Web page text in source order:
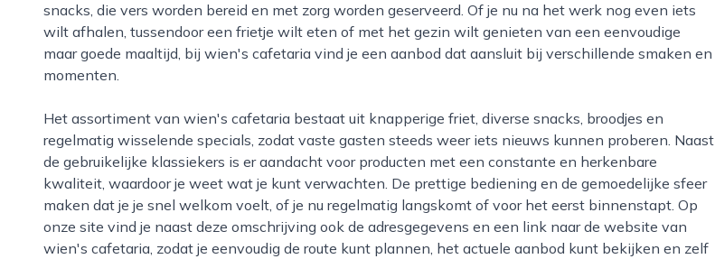
snacks, die vers worden bereid en met zorg worden geserveerd. Of je nu na het werk nog even iets
wilt afhalen, tussendoor een frietje wilt eten of met het gezin wilt genieten van een eenvoudige
maar goede maaltijd, bij wien's cafetaria vind je een aanbod dat aansluit bij verschillende smaken en
momenten.
Het assortiment van wien's cafetaria bestaat uit knapperige friet, diverse snacks, broodjes en
regelmatig wisselende specials, zodat vaste gasten steeds weer iets nieuws kunnen proberen. Naast
de gebruikelijke klassiekers is er aandacht voor producten met een constante en herkenbare
kwaliteit, waardoor je weet wat je kunt verwachten. De prettige bediening en de gemoedelijke sfeer
maken dat je je snel welkom voelt, of je nu regelmatig langskomt of voor het eerst binnenstapt. Op
onze site vind je naast deze omschrijving ook de adresgegevens en een link naar de website van
wien's cafetaria, zodat je eenvoudig de route kunt plannen, het actuele aanbod kunt bekijken en zelf